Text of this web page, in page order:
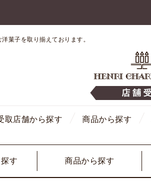
菓子を取り揃えております。
取店舗から探す 商品から探す
す 商品から探す